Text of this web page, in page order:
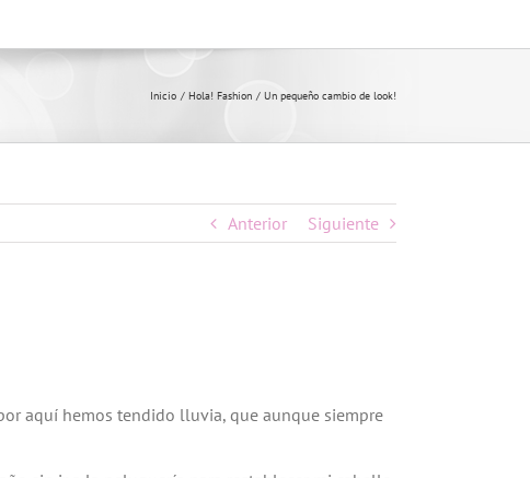
Inicio Hola! Fashion Un pequeño cambio de look!
Anterior Siguiente
aquí hemos tendido lluvia, que aunque siempre